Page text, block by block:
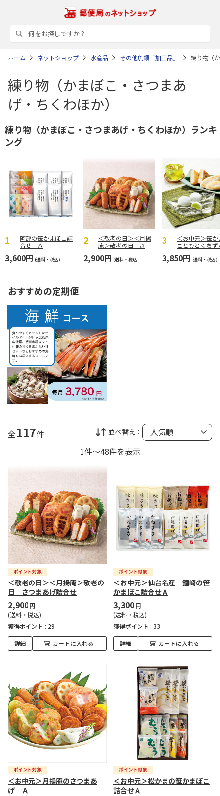
ホーム ネットショップ 水産品 その他魚類『加工品』 練り物（
練り物（かまぼこ・さつまあ
げ・ちくわほか）
練り物（かまぼこ・さつまあげ・ちくわほか）ランキ
ング
阿部の笹かまぼこ詰
合せ Ａ
3,600円 (送料・税込)
＜敬老の日＞＜月揚
庵＞敬老の日 さつ
2,900円 (送料・税込)
＜お中元＞笹か
ことひとくちず
3,850円 (送料・税込)
おすすめの定期便
全117件 並べ替え：
1件～48件を表示
＜敬老の日＞＜月揚庵＞敬老の
日 さつまあげ詰合せ
2,900円
(送料・税込)
獲得ポイント : 29
詳細 カートに入れる
＜お中元＞仙台名産 鐘崎の笹
かまぼこ詰合せＡ
3,300円
(送料・税込)
獲得ポイント : 33
詳細 カートに入れる
＜お中元＞月揚庵のさつまあ
げ Ａ
＜お中元＞松かまの笹かまぼこ
詰合せＡ